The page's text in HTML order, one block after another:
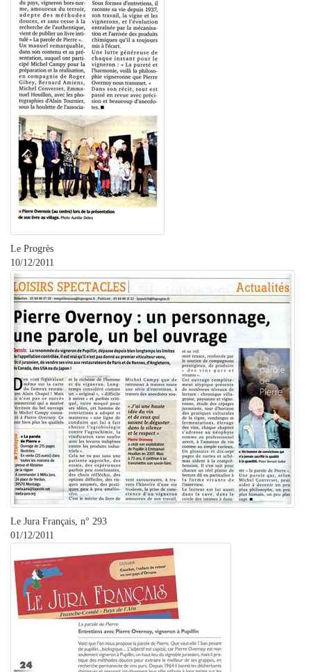
Le Progrès
10/12/2011
Le Jura Français, n° 293
01/12/2011